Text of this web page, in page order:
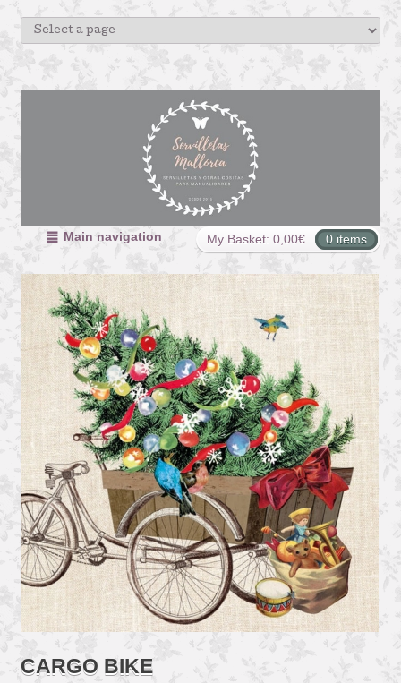
My Basket: 0,00€ 0 items
Main navigation
CARGO BIKE